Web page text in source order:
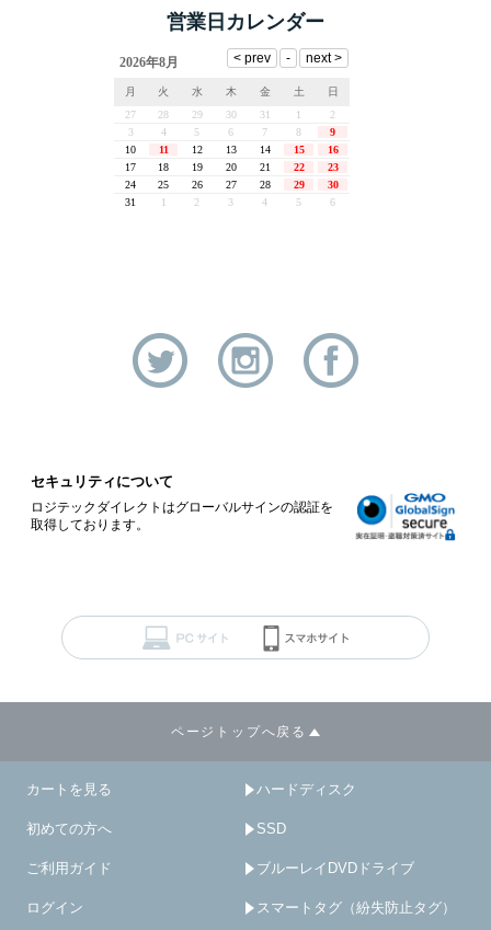
営業日カレンダー
セキュリティについて
ロジテックダイレクトはグローバルサインの認証を
取得しております。
ページトップへ戻る
カートを見る
初めての方へ
ご利用ガイド
ログイン
ハードディスク
SSD
ブルーレイDVDドライブ
スマートタグ（紛失防止タグ）